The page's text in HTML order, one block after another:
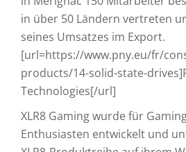
in über 50 Ländern vertreten
seines Umsatzes im Export.
[url=https://www.pny.eu/fr/
products/14-solid-state-
Technologies[/url]
XLR8 Gaming wurde für
Enthusiasten entwickelt und